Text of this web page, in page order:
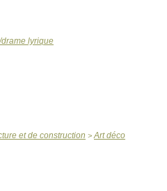
drame lyrique
et de construction > Art déco